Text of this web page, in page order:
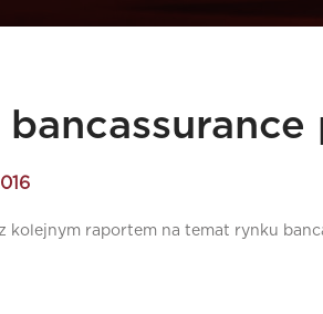
kolejnym raportem na temat rynku